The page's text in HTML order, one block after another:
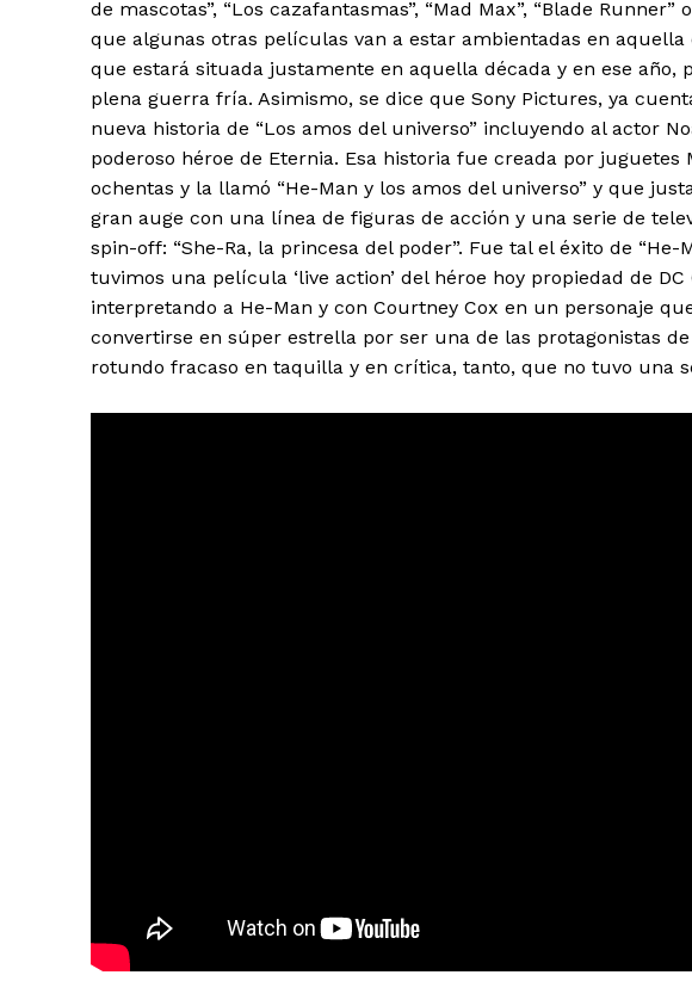
de mascotas”, “Los cazafantasmas”, “Mad Max”, “Blade
que algunas otras películas van a estar ambientadas en aquella
que estará situada justamente en aquella década y en ese año,
plena guerra fría. Asimismo, se dice que Sony Pictures, ya
nueva historia de “Los amos del universo” incluyendo al actor
poderoso héroe de Eternia. Esa historia fue creada por
ochentas y la llamó “He-Man y los amos del universo” y que
gran auge con una línea de figuras de acción y una serie de
spin-off: “She-Ra, la princesa del poder”. Fue tal el éxito de “He-
tuvimos una película ‘live action’ del héroe hoy propiedad de
interpretando a He-Man y con Courtney Cox en un personaje
convertirse en súper estrella por ser una de las protagonistas
rotundo fracaso en taquilla y en crítica, tanto, que no tuvo una